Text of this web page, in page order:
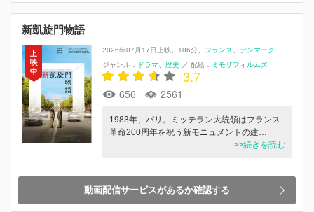
新凱旋門物語
2026年07月17日上映 106分 フランス
デンマーク
ジャンル：
ドラマ 歴史 ／ 配給： ミモザフィルムズ
3.7
656 2561
1983年、パリ。ミッテラン大統領はフランス
革命200周年を祝う新モニュメントの建…
>>続きを読む
動画配信サービスがあるか確認する